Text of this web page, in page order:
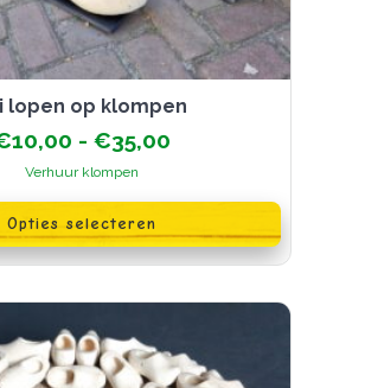
lopen op klompen
10,00 - €35,00Prijsklasse:
€35,00
Verhuur klompen
Opties selecteren